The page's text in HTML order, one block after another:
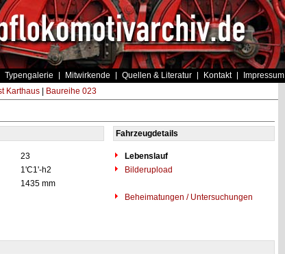
Typengalerie Mitwirkende Quellen & Literatur Kontakt Impressum
Karthaus| Baureihe 023
Fahrzeugdetails
23
Lebenslauf
1'C1'-h2
Bilderupload
1435 mm
Beheimatungen / Untersuchungen